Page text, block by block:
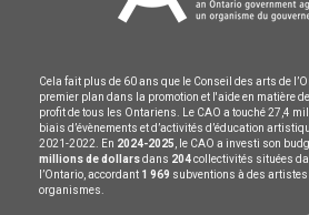
Cela fait plus de 60 ans que le Conseil des arts de
premier plan dans la promotion et l'aide en matière
profit de tous les Ontariens. Le CAO a touché 27,4
biais d’évènements et d’activités d’éducation
2021-2022. En 2024-2025 , le CAO a investi son
millions de dollarsdans 204collectivités situées
l’Ontario, accordant 1 969 subventions à des artistes
organismes.